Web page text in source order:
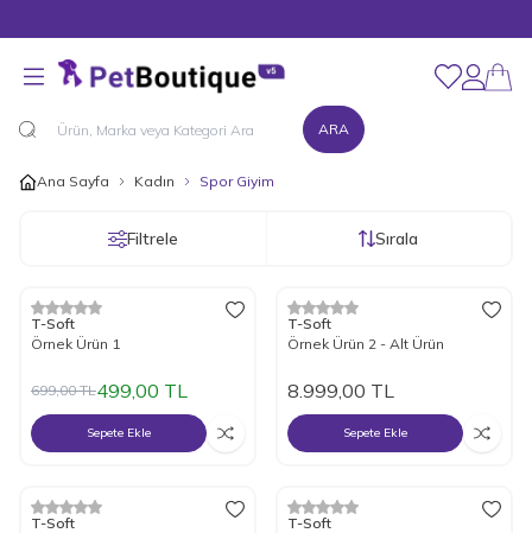
ARA
Hesabım
Favorilerim
Ana Sayfa Kadın Spor Giyim
Filtrele Sırala
%29İndirim
Yeni
T-Soft
Örnek Ürün 1
699,00TL499,00 TL
Sepete Ekle
T-Soft
Örnek Ürün 2 - Alt Ürün
8.999,00 TL
Sepete Ekle
Yeni
T-Soft
T-Soft